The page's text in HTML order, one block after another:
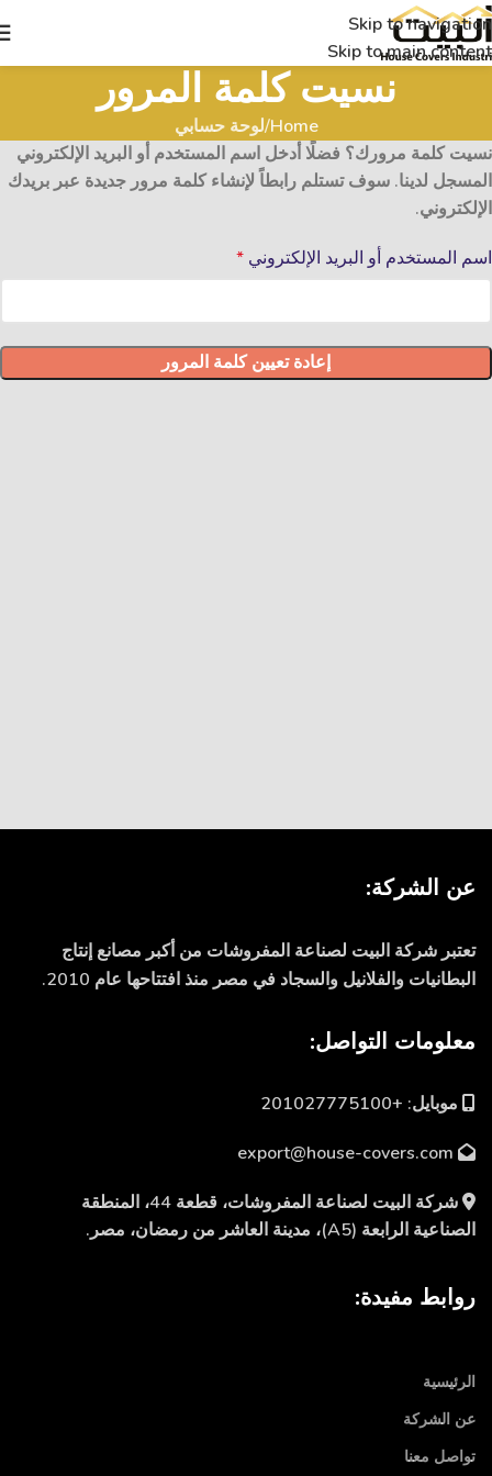
Skip to navigation
Skip to main content
نسيت كلمة المرور
Home لوحة حسابي
نسيت كلمة مرورك؟ فضلًا أدخل اسم المستخدم أو البريد الإلكتروني
المسجل لدينا. سوف تستلم رابطاً لإنشاء كلمة مرور جديدة عبر بريدك
الإلكتروني.
اسم المستخدم أو البريد الإلكتروني *
إعادة تعيين كلمة المرور
عن الشركة:
تعتبر شركة البيت لصناعة المفروشات من أكبر مصانع إنتاج
البطانيات والفلانيل والسجاد في مصر منذ افتتاحها عام 2010.
معلومات التواصل:
موبايل: +201027775100
شركة البيت لصناعة المفروشات، قطعة 44، المنطقة
الصناعية الرابعة (A5)، مدينة العاشر من رمضان، مصر.
روابط مفيدة:
الرئيسية
عن الشركة
تواصل معنا